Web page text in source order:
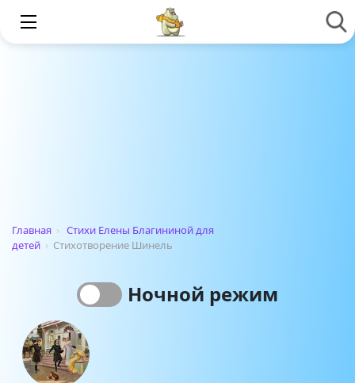
Главная › Стихи Елены Благининой для
детей › Стихотворение Шинель
Ночной режим